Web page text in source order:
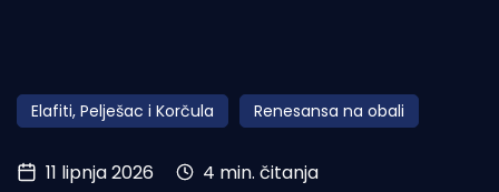
Obala
Otoci
Turizam i nautika
Elafiti, Pelješac i Korčula Renesansa na obali
11 lipnja 2026 4 min. čitanja